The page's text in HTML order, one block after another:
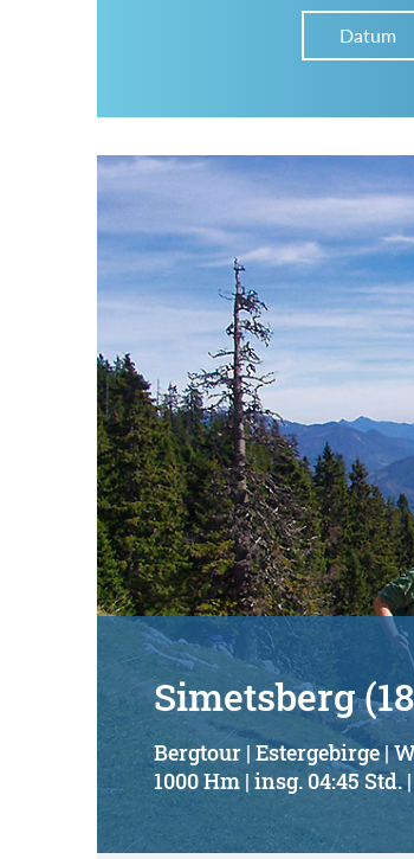
Datum
Im Tourenarchiv
Land:
Gebirge:
Suchbegriff:
Simetsberg
Bergtour | Estergebirge |
1000 Hm | insg. 04:45